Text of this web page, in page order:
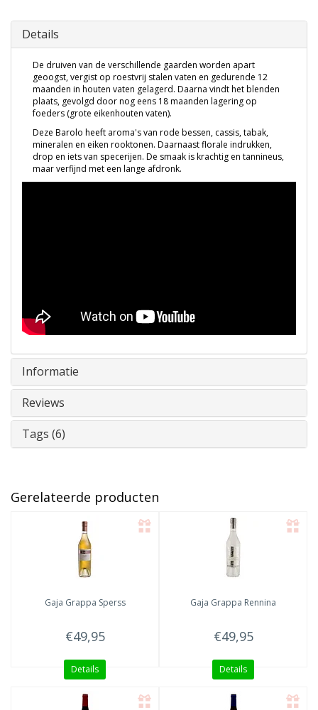
Details
De druiven van de verschillende gaarden worden apart
geoogst, vergist op roestvrij stalen vaten en gedurende 12
maanden in houten vaten gelagerd. Daarna vindt het blenden
plaats, gevolgd door nog eens 18 maanden lagering op
foeders (grote eikenhouten vaten).
Deze Barolo heeft aroma's van rode bessen, cassis, tabak,
mineralen en eiken rooktonen. Daarnaast florale indrukken,
drop en iets van specerijen. De smaak is krachtig en tannineus,
maar verfijnd met een lange afdronk.
Informatie
Reviews
Tags (6)
Gerelateerde producten
Gaja Grappa Sperss
€49,95
Details
Gaja Grappa Rennina
€49,95
Details